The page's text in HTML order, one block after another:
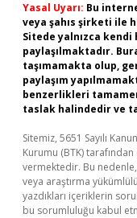
Yasal Uyarı: Bu
veya şahıs şirketi ile
Sitede yalnızca kendi
paylaşılmaktadır.
taşımamakta olup,
paylaşım
benzerlikleri
taslak halindedir ve
Sitemiz, 5651 Sayılı
Kurumu (BTK)
vermektedir. Bu
veya araştırma
yazdıkları içeriklerin
bu sorumluluğu kabul